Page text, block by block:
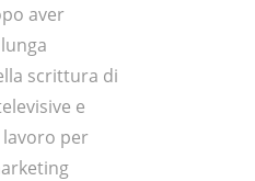
aver
scrittura di
e
per